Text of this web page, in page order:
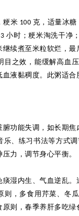
粳米 100 克，适量冰
3小时；粳米淘洗干净
续煮至米粒软烂，最
目之效，能缓解高血
液黏稠度。此粥适
腑功能失调，如长期
乐、练习书法等方式
力，调节身心平衡。
痰湿内生、气血逆乱
则，多食用芹菜、冬
则，春季养肝多吃